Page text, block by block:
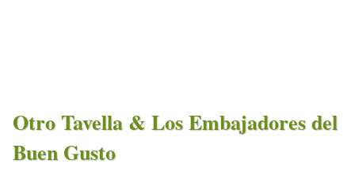
Otro Tavella & Los Embajadores del
Buen Gusto